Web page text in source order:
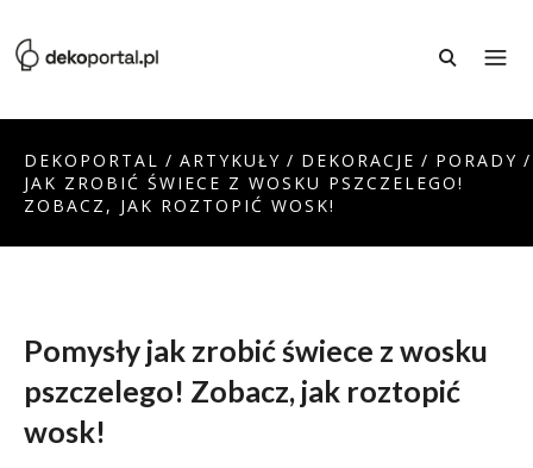
DEKOPORTAL / ARTYKUŁY / DEKORACJE / PORADY /
JAK ZROBIĆ ŚWIECE Z WOSKU PSZCZELEGO!
ZOBACZ, JAK ROZTOPIĆ WOSK!
Pomysły jak zrobić świece z wosku
pszczelego! Zobacz, jak roztopić
wosk!